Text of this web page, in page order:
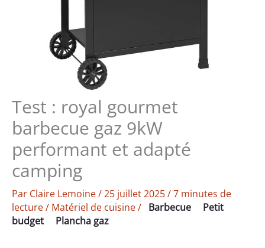
Test : royal gourmet
barbecue gaz 9kW
performant et adapté
camping
Par Claire Lemoine/25 juillet 2025/7 minutes de
lecture/ Matériel de cuisine/ Barbecue
Petit
budget
Plancha gaz